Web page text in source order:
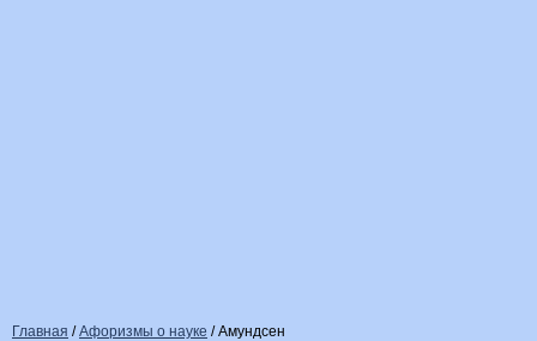
Главная /Афоризмы о науке /Амундсен